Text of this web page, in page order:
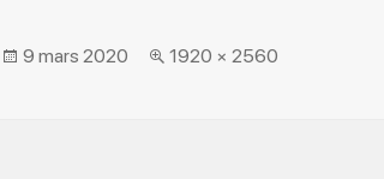
Posted
9 mars 2020
Full
1920 × 2560